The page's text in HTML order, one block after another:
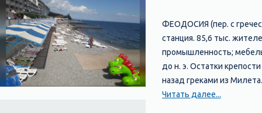
ФЕОДОСИЯ (пер. с
станция. 85,6 тыс.
промышленность;
до н. э. Остатки
назад греками из
города, являясь
Читать далее...